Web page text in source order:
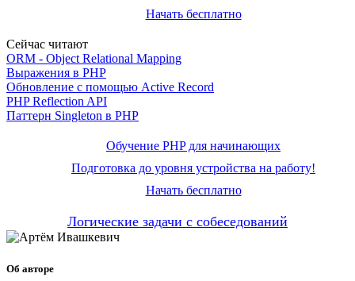
Начать бесплатно
Сейчас читают
ORM - Object Relational Mapping
Выражения в PHP
Обновление с помощью Active Record
PHP Reflection API
Паттерн Singleton в PHP
Обучение PHP для начинающих
Подготовка до уровня устройства на работу!
Начать бесплатно
Логические задачи с собеседований
Об авторе